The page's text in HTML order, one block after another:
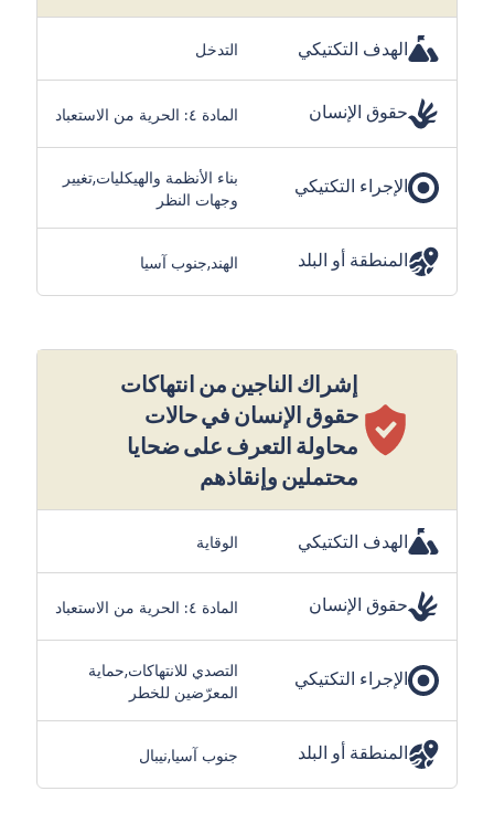
الهدف التكتيكي التدخل
حقوق الإنسان المادة ٤: الحرية من الاستعباد
الإجراء التكتيكي
بناء الأنظمة والهيكليات,تغيير
وجهات النظر
المنطقة أو البلد الهند,جنوب آسيا
إشراك الناجين من انتهاكات
حقوق الإنسان في حالات
محاولة التعرف على ضحايا
محتملين وإنقاذهم
الهدف التكتيكي الوقاية
حقوق الإنسان المادة ٤: الحرية من الاستعباد
الإجراء التكتيكي
التصدي للانتهاكات,حماية
المعرّضين للخطر
المنطقة أو البلد جنوب آسيا,نيبال